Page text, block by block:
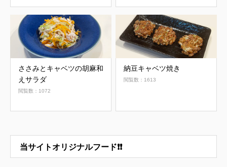
ささみとキャベツの胡麻和
えサラダ
閲覧数：1072
納豆キャベツ焼き
閲覧数：1613
当サイトオリジナルフード❗❗